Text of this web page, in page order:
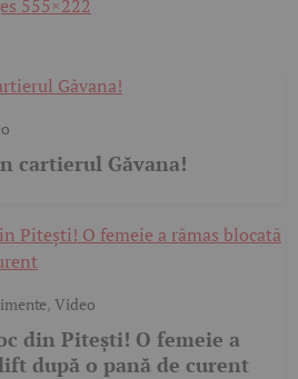
cartierul Găvana!
,Video
din Pitești! O femeie a
după o pană de curent